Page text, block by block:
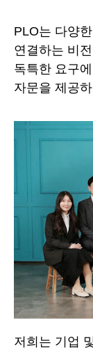
PLO는 다양
연결하는 비
독특한 요구
자문을 제공
저희는 기업